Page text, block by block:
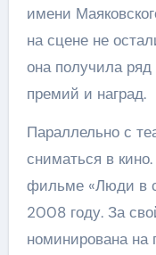
имени
на сцене не
она получила
премий и наград.
Параллельно с
сниматься в
фильме «Люди в
2008 году. За
номинирована на